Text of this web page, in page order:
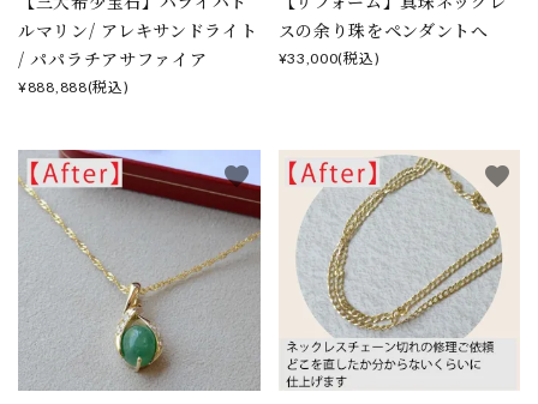
ルマリン/ アレキサンドライト
/ パパラチアサファイア
¥888,888(税込)
スの余り珠をペンダントへ
¥33,000(税込)
favorite favorite